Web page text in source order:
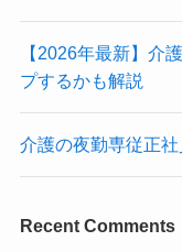
【2026年最新】介
プするかも解説
介護の夜勤専従正
Recent Comments